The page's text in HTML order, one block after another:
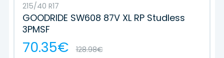
215/40 R17
GOODRIDE SW608 87V XL RP Studless
3PMSF
70.35€ 128.98€